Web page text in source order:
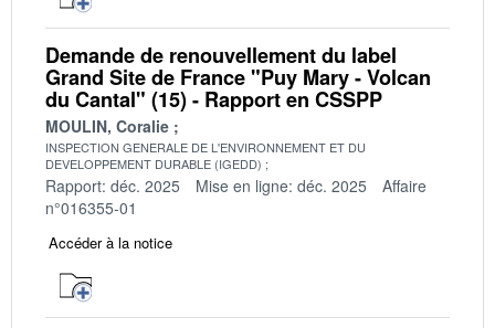
Demande de renouvellement du label
Grand Site de France "Puy Mary - Volcan
du Cantal" (15) - Rapport en CSSPP
MOULIN, Coralie
INSPECTION GENERALE DE L'ENVIRONNEMENT ET DU
DEVELOPPEMENT DURABLE (IGEDD)
Rapport: déc. 2025 Mise en ligne: déc. 2025
Affaire
n°016355-01
Accéder à la notice